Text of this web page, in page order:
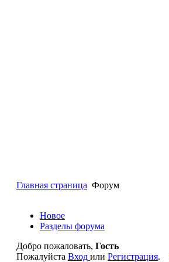
Главная страница Форум
Новое
Разделы форума
Добро пожаловать, Гость
Пожалуйста Вход или Регистрация.